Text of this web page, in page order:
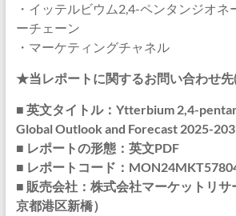
・イッテルビウム2,4-ペンタンジオネ
ーチェーン
・マーケティングチャネル
★当レポートに関するお問い合わせ
■ 英文タイトル：Ytterbium 2,4-
Global Outlook and Forecast 2025-
■ レポートの形態：英文PDF
■ レポートコード：
■ 販売会社：株式会社マーケットリ
京都港区新橋）